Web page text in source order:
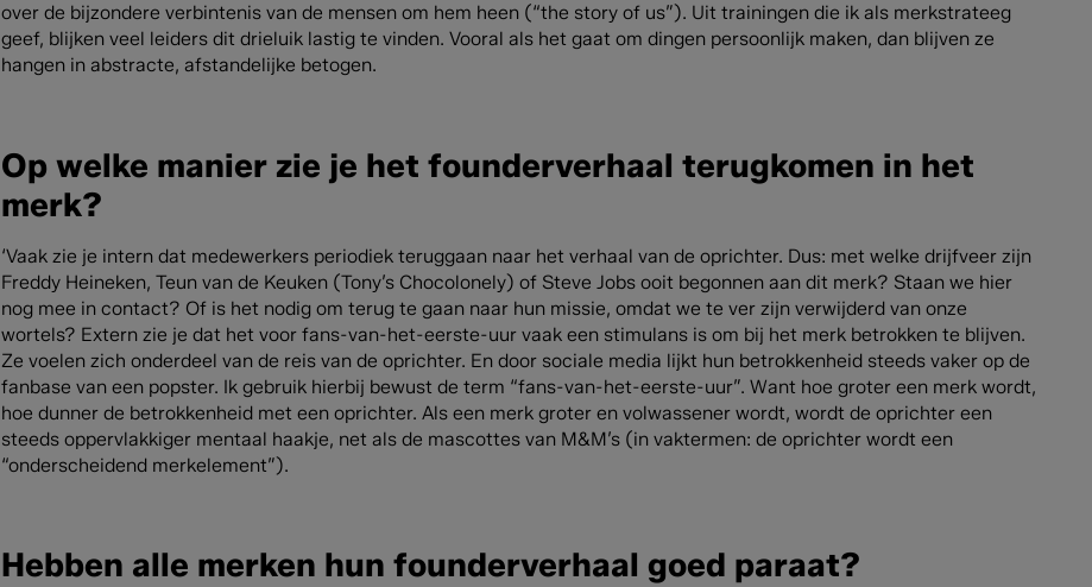
over de bijzondere verbintenis van de mensen om hem heen (“the story of us”). Uit trainingen die ik als merkstrateeg
geef, blijken veel leiders dit drieluik lastig te vinden. Vooral als het gaat om dingen persoonlijk maken, dan blijven ze
hangen in abstracte, afstandelijke betogen.
Op welke manier zie je het founderverhaal terugkomen in het
merk?
‘Vaak zie je intern dat medewerkers periodiek teruggaan naar het verhaal van de oprichter. Dus: met welke drijfveer zijn
Freddy Heineken, Teun van de Keuken (Tony’s Chocolonely) of Steve Jobs ooit begonnen aan dit merk? Staan we hier
nog mee in contact? Of is het nodig om terug te gaan naar hun missie, omdat we te ver zijn verwijderd van onze
wortels? Extern zie je dat het voor fans-van-het-eerste-uur vaak een stimulans is om bij het merk betrokken te blijven.
Ze voelen zich onderdeel van de reis van de oprichter. En door sociale media lijkt hun betrokkenheid steeds vaker op de
fanbase van een popster. Ik gebruik hierbij bewust de term “fans-van-het-eerste-uur”. Want hoe groter een merk wordt,
hoe dunner de betrokkenheid met een oprichter. Als een merk groter en volwassener wordt, wordt de oprichter een
steeds oppervlakkiger mentaal haakje, net als de mascottes van M&M’s (in vaktermen: de oprichter wordt een
“onderscheidend merkelement”).
Hebben alle merken hun founderverhaal goed paraat?